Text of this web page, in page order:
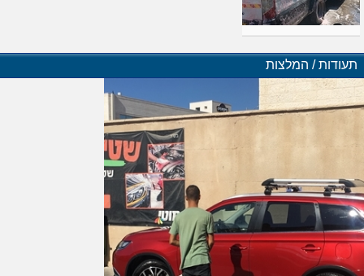
תעודות / המלצות